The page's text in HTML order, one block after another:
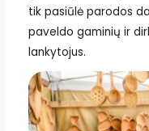
tik pasiūlė parodos
paveldo gaminių ir
lankytojus.